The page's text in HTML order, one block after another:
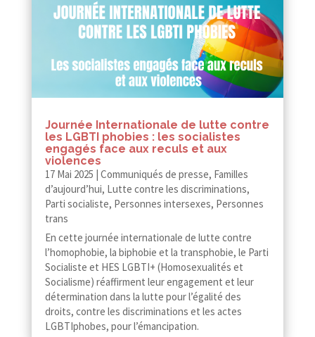
Journée Internationale de lutte contre
les LGBTI phobies : les socialistes
engagés face aux reculs et aux
violences
17 Mai 2025 | Communiqués de presse, Familles
d’aujourd’hui, Lutte contre les discriminations,
Parti socialiste, Personnes intersexes, Personnes
trans
En cette journée internationale de lutte contre
l’homophobie, la biphobie et la transphobie, le Parti
Socialiste et HES LGBTI+ (Homosexualités et
Socialisme) réaffirment leur engagement et leur
détermination dans la lutte pour l’égalité des
droits, contre les discriminations et les actes
LGBTIphobes, pour l’émancipation.